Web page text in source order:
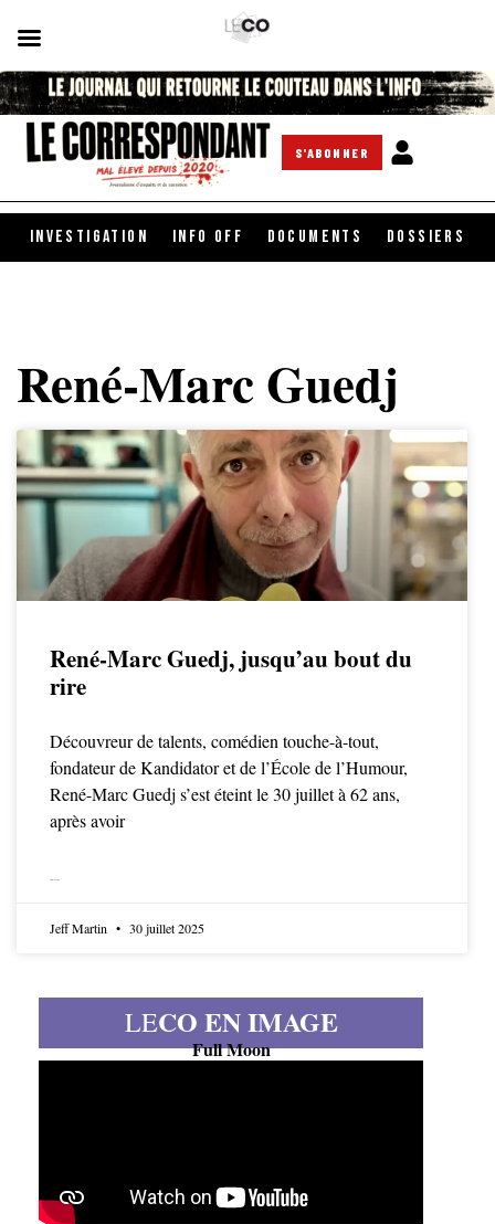
S'ABONNER
INVESTIGATION INFO OFF DOCUMENTS DOSSIERS
René-Marc Guedj
René-Marc Guedj, jusqu’au bout du
rire
Découvreur de talents, comédien touche-à-tout,
fondateur de Kandidator et de l’École de l’Humour,
René-Marc Guedj s’est éteint le 30 juillet à 62 ans,
après avoir
Jeff Martin 30 juillet 2025
LECO EN IMAGE
Full Moon